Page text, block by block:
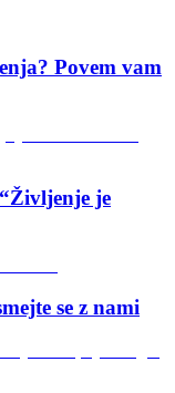
Povem vam
je
se z nami